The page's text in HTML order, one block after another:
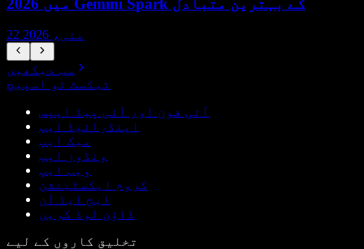
22 مئی، 2026
سب دیکھیں
ٹیکسٹ ٹو اسپیچ
آئی فون اور آئی پیڈ ایپس
اینڈرائیڈ ایپ
میک ایپ
ونڈوز ایپ
ویب ایپ
کروم ایکسٹینشن
ایج ایڈ آن
ڈاؤن لوڈ کریں
تخلیق کاروں کے لیے